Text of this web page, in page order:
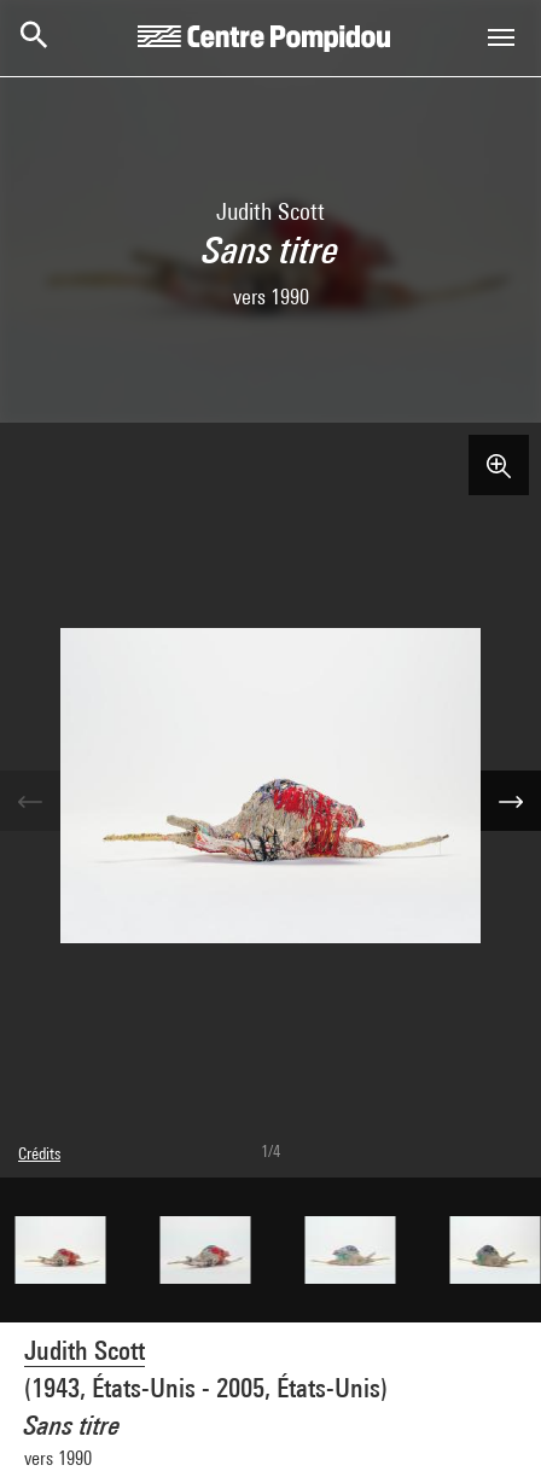
Judith Scott
Sans titre
vers 1990
Judith Scott
(1943, États-Unis - 2005, États-Unis)
Sans titre
vers 1990
Crédits
© Courtesy of the artist and Creative Growth Art Center
Réf. image : 4Y08423
Diffusion image :
GrandPalaisRmnPhoto
1/4